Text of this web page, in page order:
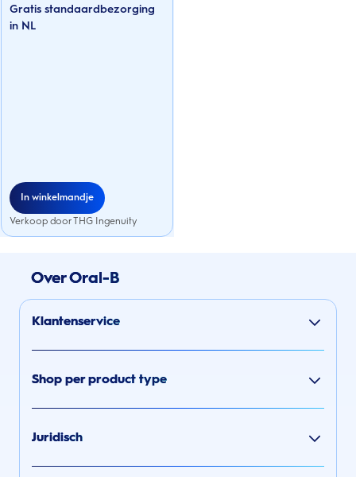
5
sterren.
Gratis standaardbezorging
in NL
In winkelmandje
Verkoop door THG Ingenuity
Over Oral-B
Klantenservice
Shop per product type
Juridisch